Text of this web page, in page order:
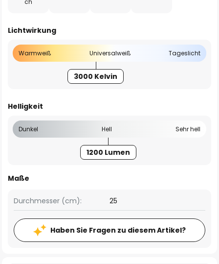
ch
Lichtwirkung
Warmweiß Universalweiß Tageslicht
3000 Kelvin
Helligkeit
Dunkel Hell Sehr hell
1200 Lumen
Maße
Durchmesser (cm): 25
Haben Sie Fragen zu diesem Artikel?